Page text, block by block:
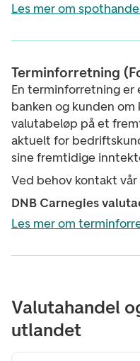
Les mer om
Terminforretning
En terminforretning er
banken og kunden om
valutabeløp på et
aktuelt for
sine fremtidige
Ved behov kontakt
DNB Carnegies
Les mer om
Valutahandel
utlandet